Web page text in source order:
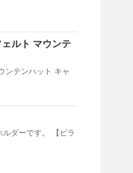
ルト マウンテ
ンテンハット キャ
ダーです。 【ピラ